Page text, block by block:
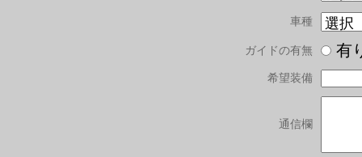
車種
ガイドの有無
希望装備
通信欄